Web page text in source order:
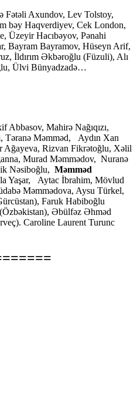
Fətəli Axundov, Lev Tolstoy,
bəy Haqverdiyev, Cek London,
Üzeyir Hacıbəyov, Pənahi
Bayram Bayramov, Hüseyn Arif,
İldırım Əkbəroğlu (Füzuli), Alı
Ülvi Bünyadzadə…
Mahirə Nağıqızı,
Təranə Məmməd, Aydın Xan
Rizvan Fikrətoğlu, Xəlil
Murad Məmmədov, Nuranə
Nəsiboğlu, Məmməd
Yaşar, Aytac İbrahim, Mövlud
Məmmədova, Aysu Türkel,
Faruk Habiboğlu
Əbülfəz Əhməd
Caroline Laurent Turunc